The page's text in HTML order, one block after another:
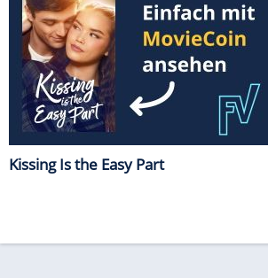
Kissing Is the Easy Part